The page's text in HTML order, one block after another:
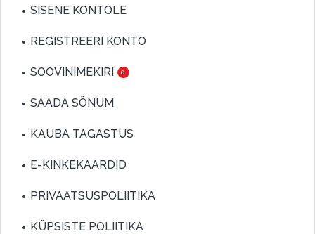
SISENE KONTOLE
REGISTREERI KONTO
SOOVINIMEKIRI 0
SAADA SÕNUM
KAUBA TAGASTUS
E-KINKEKAARDID
PRIVAATSUSPOLIITIKA
KÜPSISTE POLIITIKA